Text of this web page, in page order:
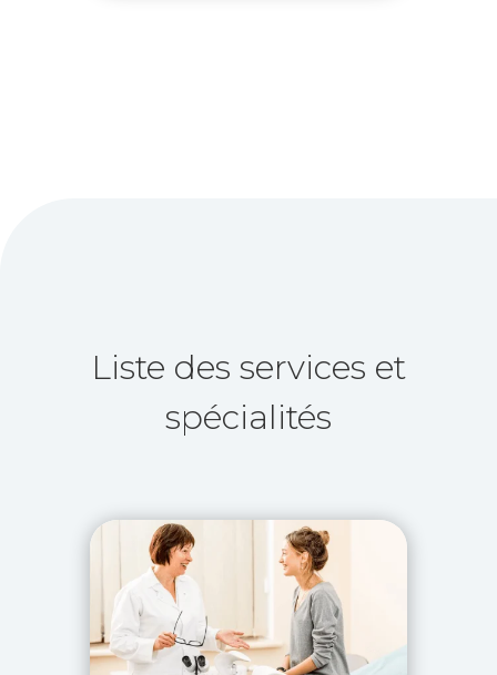
Liste des services et
spécialités